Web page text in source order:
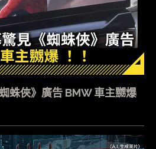
蛛俠》廣告 BMW 車主嬲爆